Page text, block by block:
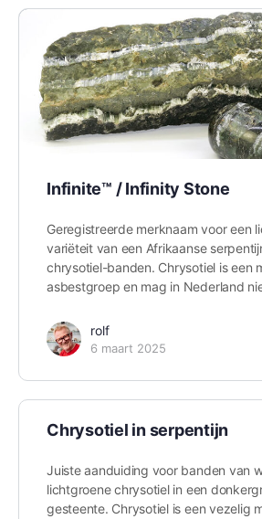
Infinite™ / Infinity Stone
Geregistreerde merknaam voor een
variëteit van een Afrikaanse
chrysotiel-banden. Chrysotiel is een
asbestgroep en mag in Nederland
rolf
6 maart 2025
Chrysotiel in serpentijn
Juiste aanduiding voor banden van
lichtgroene chrysotiel in een
gesteente. Chrysotiel is een vezelig